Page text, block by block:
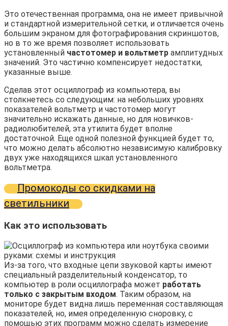
Это отечественная программа, она не имеет привычной
и стандартной измерительной сетки, и отличается очень
большим экраном для фотографирования скриншотов,
но в то же время позволяет использовать
установленный частотомер и вольтметр амплитудных
значений. Это частично компенсирует недостатки,
указанные выше.
Сделав этот осциллограф из компьютера, вы
столкнетесь со следующим: на небольших уровнях
показателей вольтметр и частотомер могут
значительно искажать данные, но для новичков-
радиолюбителей, эта утилита будет вполне
достаточной. Еще одной полезной функцией будет то,
что можно делать абсолютно независимую калибровку
двух уже находящихся шкал установленного
вольтметра.
Промокоды со скидками на
светильники
Как это использовать
Из-за того, что входные цепи звуковой карты имеют
специальный разделительный конденсатор, то
компьютер в роли осциллографа может работать
только с закрытым входом. Таким образом, на
мониторе будет видна лишь переменная составляющая
показателей, но, имея определенную сноровку, с
помощью этих программ можно сделать измерение